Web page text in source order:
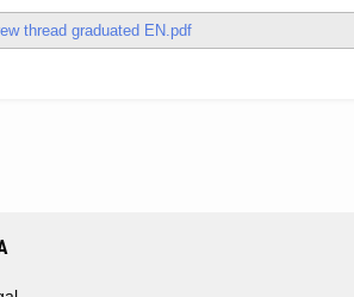
thread graduated EN.pdf